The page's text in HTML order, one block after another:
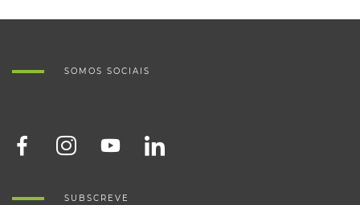
SOMOS SOCIAIS
SUBSCREVE